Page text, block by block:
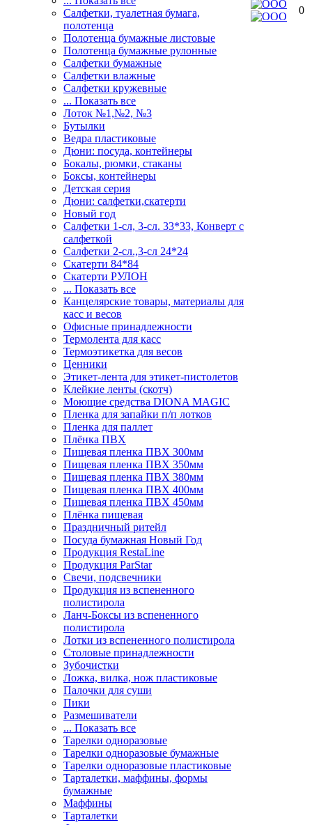
Салфетки, туалетная бумага,
полотенца
Полотенца бумажные листовые
Полотенца бумажные рулонные
Салфетки бумажные
Салфетки влажные
Салфетки кружевные
... Показать все
Лоток №1,№2, №3
Бутылки
Ведра пластиковые
Дюни: посуда, контейнеры
Бокалы, рюмки, стаканы
Боксы, контейнеры
Детская серия
Дюни: салфетки,скатерти
Новый год
Салфетки 1-сл, 3-сл. 33*33, Конверт с
салфеткой
Салфетки 2-сл.,3-сл 24*24
Скатерти 84*84
Скатерти РУЛОН
... Показать все
Канцелярские товары, материалы для
касс и весов
Офисные принадлежности
Термолента для касс
Термоэтикетка для весов
Ценники
Этикет-лента для этикет-пистолетов
Клейкие ленты (скотч)
Моющие средства DIONA MAGIC
Пленка для запайки п/п лотков
Пленка для паллет
Плёнка ПВХ
Пищевая пленка ПВХ 300мм
Пищевая пленка ПВХ 350мм
Пищевая пленка ПВХ 380мм
Пищевая пленка ПВХ 400мм
Пищевая пленка ПВХ 450мм
Плёнка пищевая
Праздничный ритейл
Посуда бумажная Новый Год
Продукция RestaLine
Продукция РarStar
Свечи, подсвечники
Продукция из вспененного
полистирола
Ланч-Боксы из вспененного
полистирола
Лотки из вспененного полистирола
Столовые принадлежности
Зубочистки
Ложка, вилка, нож пластиковые
Палочки для суши
Пики
Размешиватели
... Показать все
Тарелки одноразовые
Тарелки одноразовые бумажные
Тарелки одноразовые пластиковые
Тарталетки, маффины, формы
бумажные
Маффины
Тарталетки
0